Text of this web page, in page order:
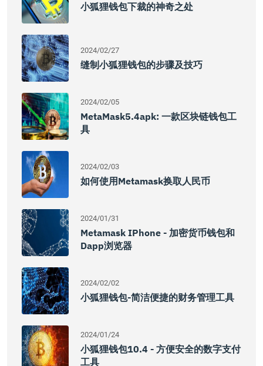
小狐狸钱包下裁的神奇之处
2024/02/27
缝制小狐狸钱包的步骤及技巧
2024/02/05
MetaMask5.4apk: 一款区块链钱包工
具
2024/02/03
如何使用Metamask换取人民币
2024/01/31
Metamask IPhone - 加密货币钱包和
Dapp浏览器
2024/02/02
小狐狸钱包-简洁便捷的财务管理工具
2024/01/24
小狐狸钱包10.4 - 方便安全的数字支付
工具